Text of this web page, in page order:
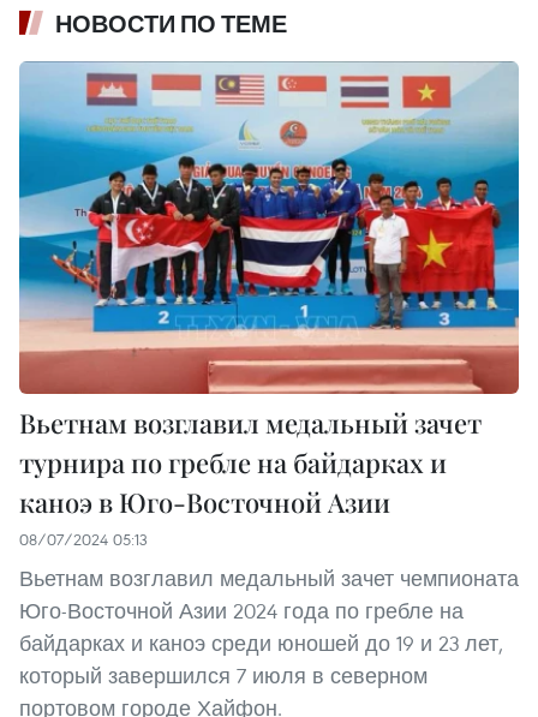
НОВОСТИ ПО ТЕМЕ
Вьетнам возглавил медальный зачет
турнира по гребле на байдарках и
каноэ в Юго-Восточной Азии
08/07/2024 05:13
Вьетнам возглавил медальный зачет чемпионата
Юго-Восточной Азии 2024 года по гребле на
байдарках и каноэ среди юношей до 19 и 23 лет,
который завершился 7 июля в северном
портовом городе Хайфон.